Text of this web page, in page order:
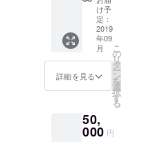
名前記
載 ・
10,000
円割引
3点
け予
定：
2019
年09
月
詳細を見る
こ
の
リ
タ
ー
ン
を
選
択
す
る
50,
000 円